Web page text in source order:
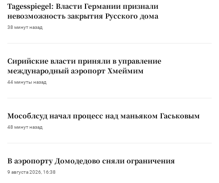
Tagesspiegel: Власти Германии признали
невозможность закрытия Русского дома
38 минут назад
Сирийские власти приняли в управление
международный аэропорт Хмеймим
44 минуты назад
Мособлсуд начал процесс над маньяком Гаськовым
48 минут назад
В аэропорту Домодедово сняли ограничения
9 августа 2026, 16:38